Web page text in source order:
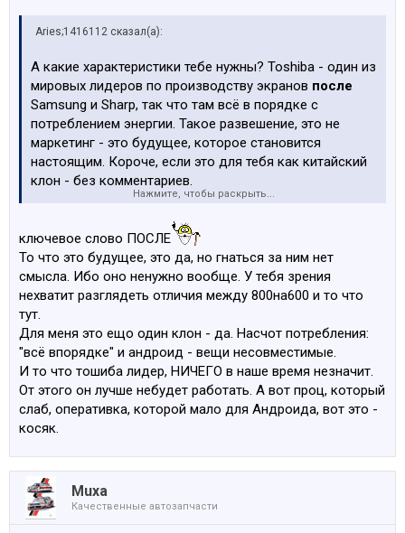
Aries;1416112 сказал(а):
А какие характеристики тебе нужны? Toshiba - один из
мировых лидеров по производству экранов после
Samsung и Sharp, так что там всё в порядке с
потреблением энергии. Такое развешение, это не
маркетинг - это будущее, которое становится
настоящим. Короче, если это для тебя как китайский
клон - без комментариев.
Кстати, Retina Display - производства Toshiba.
Нажмите, чтобы раскрыть...
ключевое слово ПОСЛЕ
То что это будущее, это да, но гнаться за ним нет
смысла. Ибо оно ненужно вообще. У тебя зрения
нехватит разглядеть отличия между 800на600 и то что
тут.
Для меня это ещо один клон - да. Насчот потребления:
"всё впорядке" и андроид - вещи несовместимые.
И то что тошиба лидер, НИЧЕГО в наше время незначит.
От этого он лучше небудет работать. А вот проц, который
слаб, оперативка, которой мало для Андроида, вот это -
косяк.
Muxa
Качественные автозапчасти